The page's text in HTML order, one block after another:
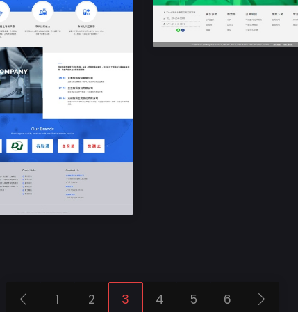
響應式RWD網頁設計
正和製藥
1 2 3 4 5 6